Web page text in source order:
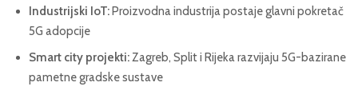
Industrijski IoT:Proizvodna industrija postaje glavni pokretač
5G adopcije
Smart city projekti:Zagreb, Split i Rijeka razvijaju 5G-bazirane
pametne gradske sustave